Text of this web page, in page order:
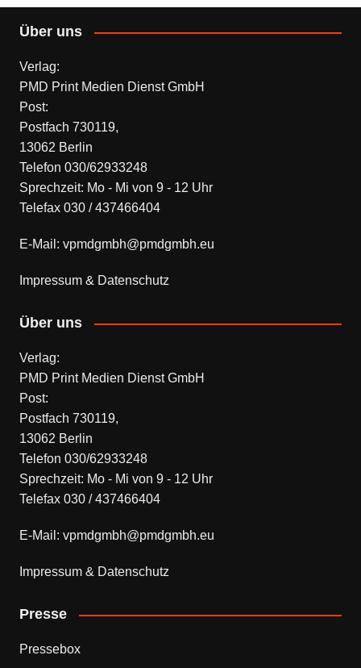
Über uns
Verlag:
PMD Print Medien Dienst GmbH
Post:
Postfach 730119,
13062 Berlin
Telefon 030/62933248
Sprechzeit: Mo - Mi von 9 - 12 Uhr
Telefax 030 / 437466404
E-Mail: vpmdgmbh@pmdgmbh.eu
Impressum & Datenschutz
Über uns
Verlag:
PMD Print Medien Dienst GmbH
Post:
Postfach 730119,
13062 Berlin
Telefon 030/62933248
Sprechzeit: Mo - Mi von 9 - 12 Uhr
Telefax 030 / 437466404
E-Mail: vpmdgmbh@pmdgmbh.eu
Impressum & Datenschutz
Presse
Pressebox